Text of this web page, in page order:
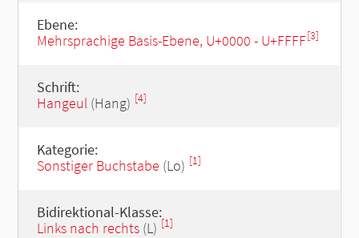
Ebene:
Mehrsprachige Basis-Ebene, U+0000 - U+FFFF[3]
Schrift:
Hangeul(Hang) [4]
Kategorie:
Sonstiger Buchstabe (Lo) [1]
Bidirektional-Klasse:
Links nach rechts(L) [1]